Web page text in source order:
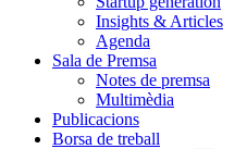
Insights & Articles
Agenda
Sala de Premsa
Notes de premsa
Multimèdia
Publicacions
Borsa de treball